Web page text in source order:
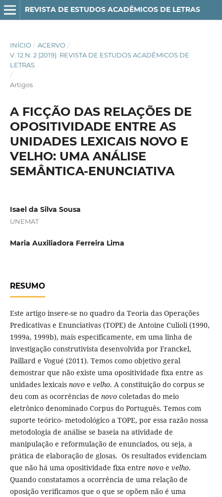
REVISTA DE ESTUDOS ACADÊMICOS DE LETRAS
INÍCIO / ACERVO /
V. 12 N. 2 (2019): REVISTA DE ESTUDOS ACADÊMICOS DE
LETRAS
/
Artigos
A FICÇÃO DAS RELAÇÕES DE
OPOSITIVIDADE ENTRE AS
UNIDADES LEXICAIS NOVO E
VELHO: UMA ANÁLISE
SEMÂNTICA-ENUNCIATIVA
Isael da Silva Sousa
UNEMAT
Maria Auxiliadora Ferreira Lima
RESUMO
Este artigo insere-se no quadro da Teoria das Operações
Predicativas e Enunciativas (TOPE) de Antoine Culioli (1990,
1999a, 1999b), mais especificamente, em uma linha de
investigação construtivista desenvolvida por Franckel,
Paillard e Vogué (2011). Temos como objetivo geral
demostrar que não existe uma opositividade fixa entre as
unidades lexicais novoe velho. A constituição do corpus se
deu com as ocorrências de novocoletadas do meio
eletrônico denominado Corpus do Português. Temos com
suporte teórico- metodológico a TOPE, por essa razão nossa
metodologia de análise se baseia na atividade de
manipulação e reformulação de enunciados, ou seja, a
prática de elaboração de glosas. Os resultados evidenciam
que não há uma opositividade fixa entre novoe velho.
Quando constatamos a ocorrência de uma relação de
oposição verificamos que o que se opõem não é uma